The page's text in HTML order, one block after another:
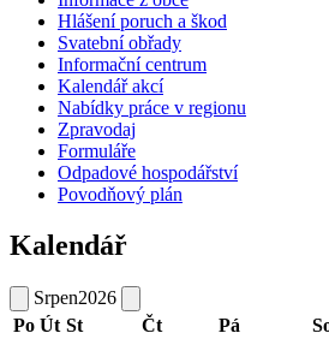
Hlášení poruch a škod
Svatební obřady
Informační centrum
Kalendář akcí
Nabídky práce v regionu
Zpravodaj
Formuláře
Odpadové hospodářství
Povodňový plán
Kalendář
Srpen2026
Po Út St Čt Pá